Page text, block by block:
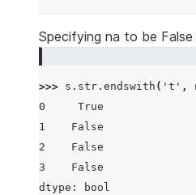
Specifying na to be
>>> s . str . endswith ( 't' ,
0     True
1    False
2    False
3    False
dtype: bool